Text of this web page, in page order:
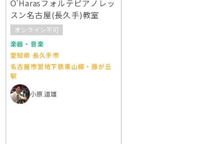
O'Harasフォルテピアノレッ
スン名古屋(長久手)教室
オンライン不可
楽器・音楽
愛知県 長久手市
名古屋市営地下鉄東山線・藤が丘
駅
小原 道雄